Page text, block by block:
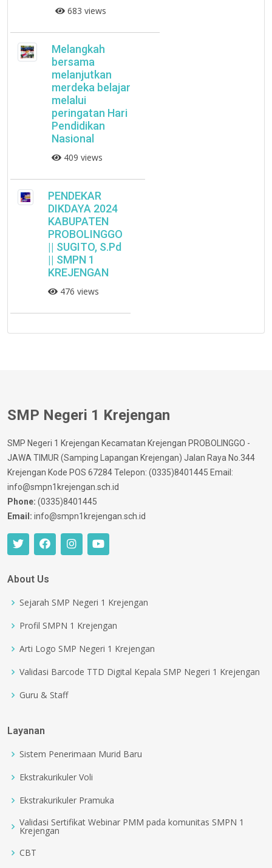
683 views
Melangkah
bersama
melanjutkan
merdeka belajar
melalui
peringatan Hari
Pendidikan
Nasional
409 views
PENDEKAR
DIKDAYA 2024
KABUPATEN
PROBOLINGGO
|| SUGITO, S.Pd
|| SMPN 1
KREJENGAN
476 views
SMP Negeri 1 Krejengan
SMP Negeri 1 Krejengan Kecamatan Krejengan PROBOLINGGO -
JAWA TIMUR (Samping Lapangan Krejengan) Jalan Raya No.344
Krejengan Kode POS 67284 Telepon: (0335)8401445 Email:
info@smpn1krejengan.sch.id
Phone: (0335)8401445
Email: info@smpn1krejengan.sch.id
About Us
Sejarah SMP Negeri 1 Krejengan
Profil SMPN 1 Krejengan
Arti Logo SMP Negeri 1 Krejengan
Validasi Barcode TTD Digital Kepala SMP Negeri 1 Krejengan
Guru & Staff
Layanan
Sistem Penerimaan Murid Baru
Ekstrakurikuler Voli
Ekstrakurikuler Pramuka
Validasi Sertifikat Webinar PMM pada komunitas SMPN 1
Krejengan
CBT